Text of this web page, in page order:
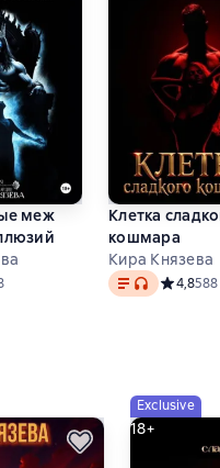
меж
available
рейтинг 5 на основе 98 оценок
Клетка
кошмара
Кира Князева
Text, audioСредний
4,8588
Exclusive
18+